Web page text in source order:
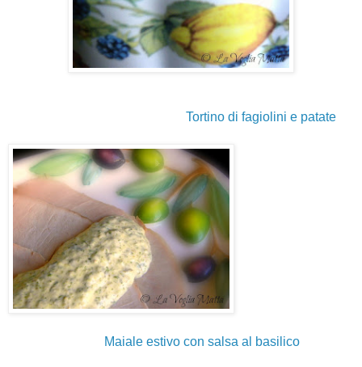
Tortino di fagiolini e patate
Maiale estivo con salsa al basilico